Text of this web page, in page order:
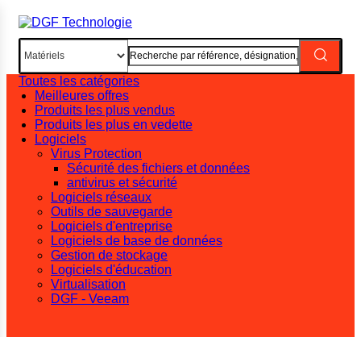
Toutes les catégories
Meilleures offres
Produits les plus vendus
Produits les plus en vedette
Logiciels
Virus Protection
Sécurité des fichiers et données
antivirus et sécurité
Logiciels réseaux
Outils de sauvegarde
Logiciels d'entreprise
Logiciels de base de données
Gestion de stockage
Logiciels d'éducation
Virtualisation
DGF - Veeam